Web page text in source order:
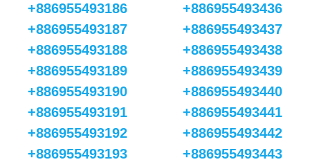
+886955493186
+886955493187
+886955493188
+886955493189
+886955493190
+886955493191
+886955493192
+886955493193
+886955493436
+886955493437
+886955493438
+886955493439
+886955493440
+886955493441
+886955493442
+886955493443